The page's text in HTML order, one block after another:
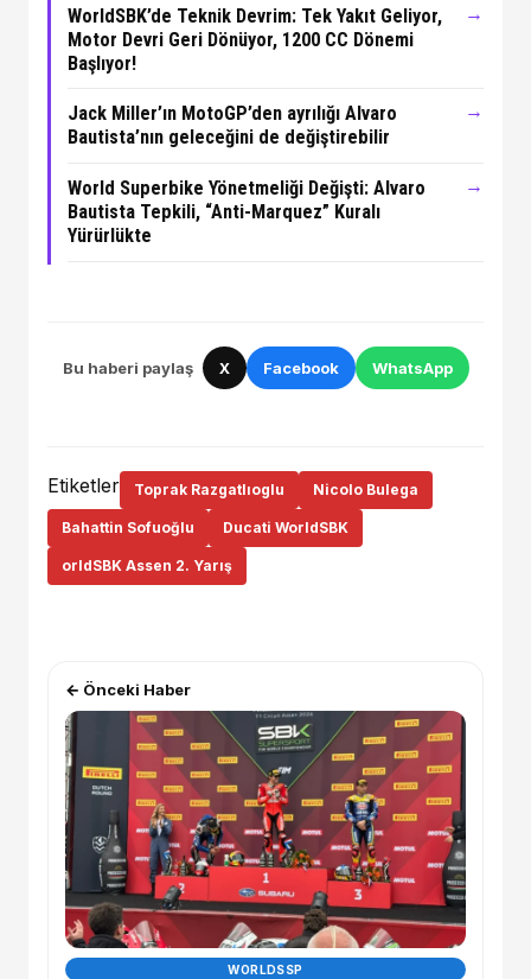
WorldSBK’de Teknik Devrim: Tek Yakıt Geliyor,
Motor Devri Geri Dönüyor, 1200 CC Dönemi
Başlıyor!
→
Jack Miller’ın MotoGP’den ayrılığı Alvaro
Bautista’nın geleceğini de değiştirebilir
→
World Superbike Yönetmeliği Değişti: Alvaro
Bautista Tepkili, “Anti-Marquez” Kuralı
Yürürlükte
→
Bu haberi paylaş X Facebook WhatsApp
Etiketler Toprak Razgatlıoglu Nicolo Bulega
Bahattin Sofuoğlu Ducati WorldSBK
orldSBK Assen 2. Yarış
← Önceki Haber
WORLDSSP